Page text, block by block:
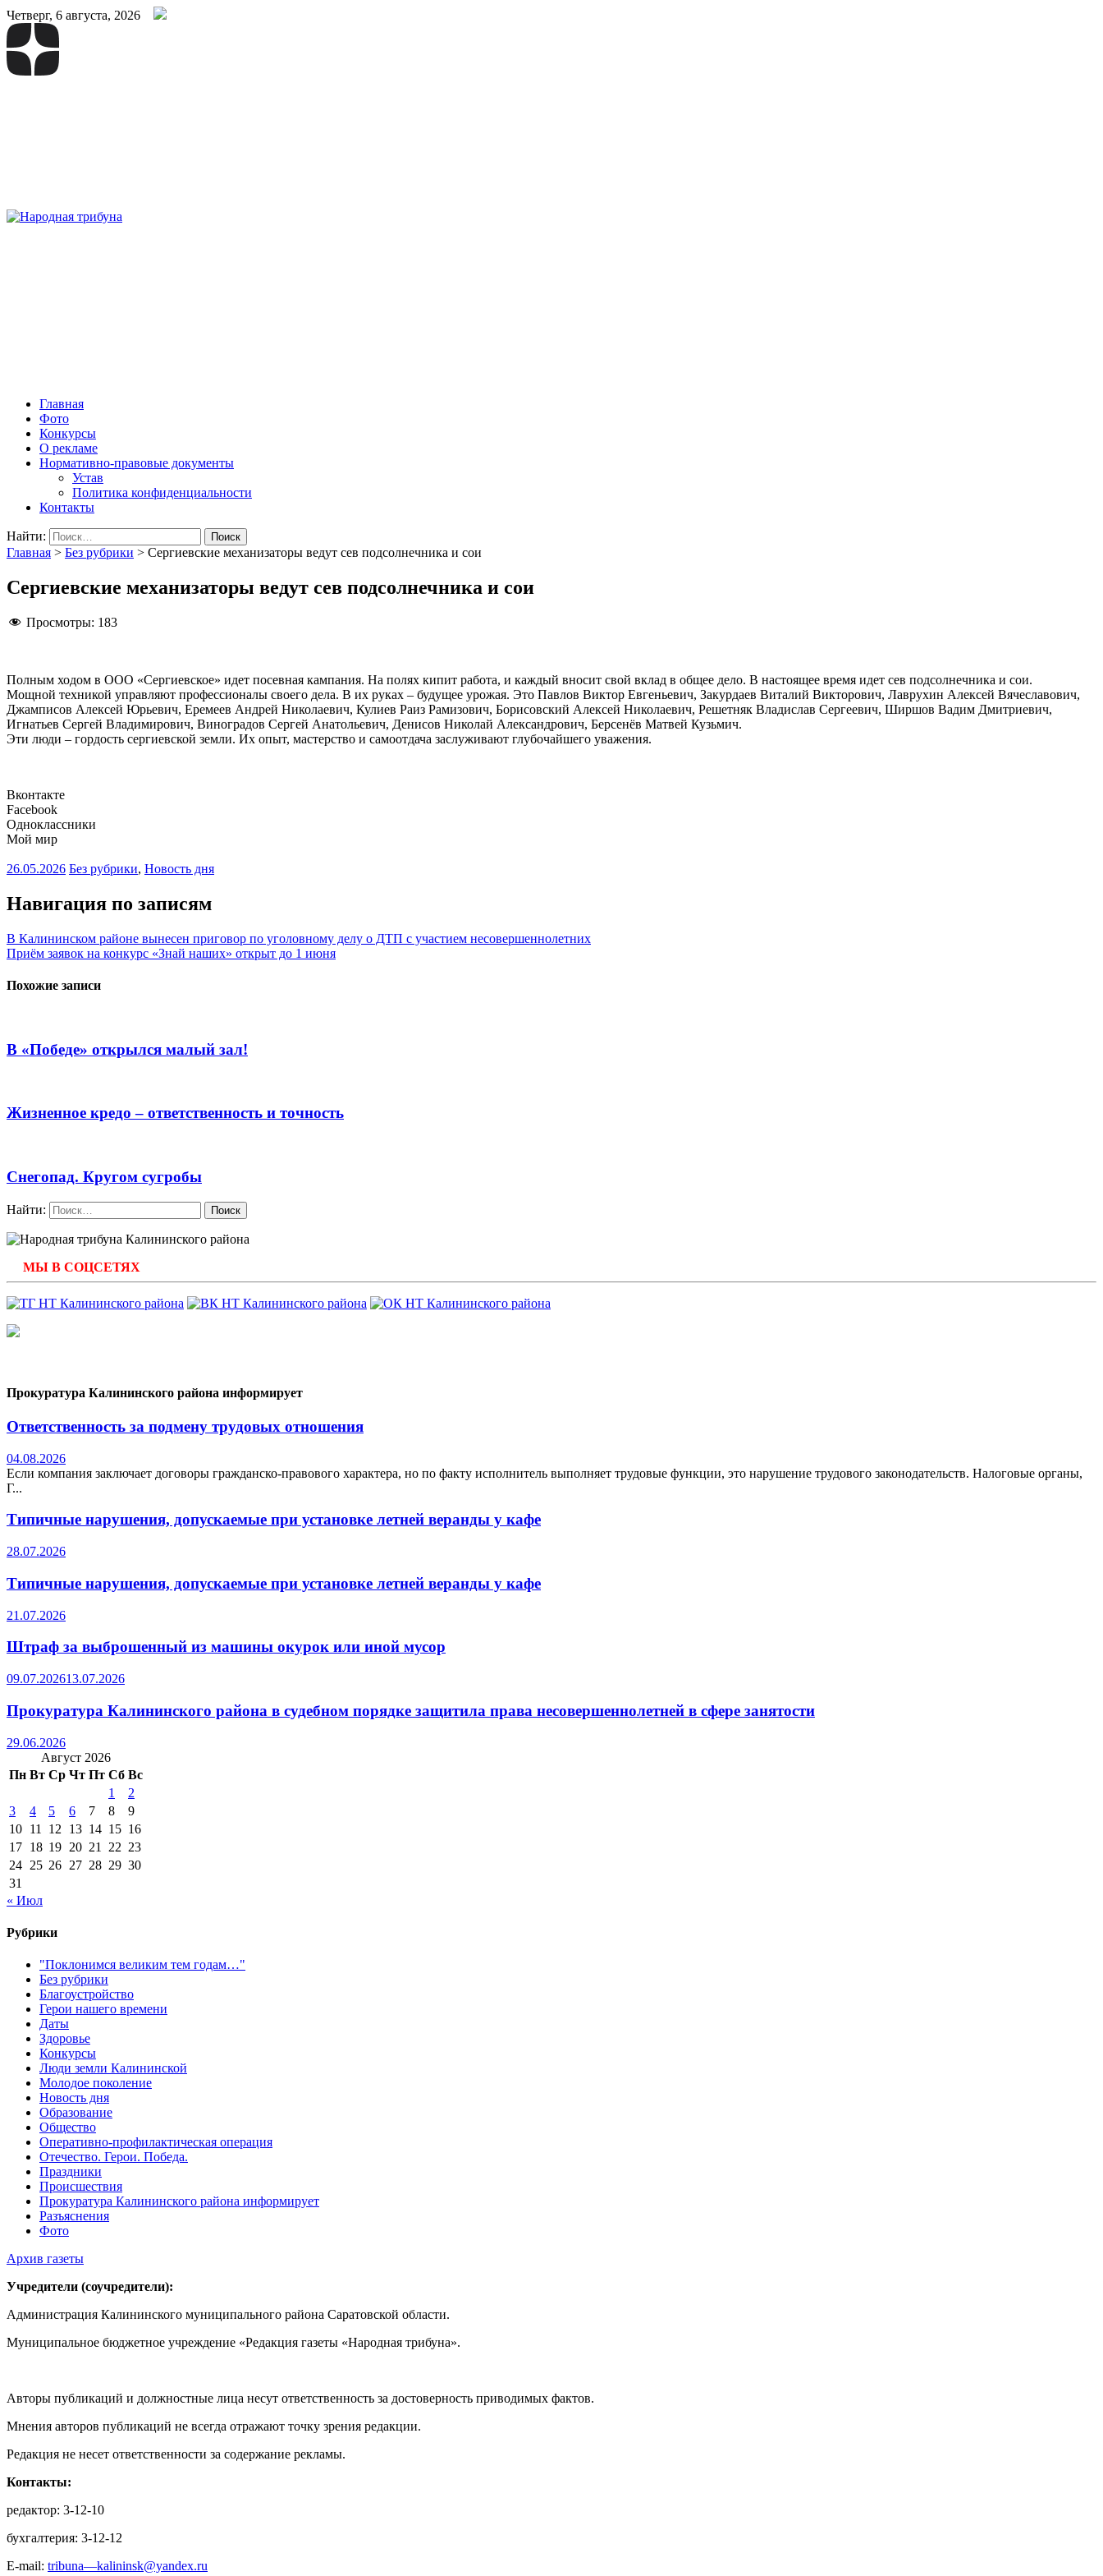
Четверг, 6 августа, 2026
Главная
Фото
Конкурсы
О рекламе
Нормативно-правовые документы
Устав
Политика конфиденциальности
Контакты
Найти:
Главная > Без рубрики > Сергиевские механизаторы ведут сев подсолнечника и сои
Сергиевские механизаторы ведут сев подсолнечника и сои
Просмотры: 183
Полным ходом в ООО «Сергиевское» идет посевная кампания. На полях кипит работа, и каждый вносит свой вклад в общее дело. В настоящее время идет сев подсолнечника и сои.
Мощной техникой управляют профессионалы своего дела. В их руках – будущее урожая. Это Павлов Виктор Евгеньевич, Закурдаев Виталий Викторович, Лаврухин Алексей Вячеславович,
Джамписов Алексей Юрьевич, Еремеев Андрей Николаевич, Кулиев Раиз Рамизович, Борисовский Алексей Николаевич, Решетняк Владислав Сергеевич, Ширшов Вадим Дмитриевич,
Игнатьев Сергей Владимирович, Виноградов Сергей Анатольевич, Денисов Николай Александрович, Берсенёв Матвей Кузьмич.
Эти люди – гордость сергиевской земли. Их опыт, мастерство и самоотдача заслуживают глубочайшего уважения.
Вконтакте
Facebook
Одноклассники
Мой мир
26.05.2026 Без рубрики, Новость дня
Навигация по записям
В Калининском районе вынесен приговор по уголовному делу о ДТП с участием несовершеннолетних
Приём заявок на конкурс «Знай наших» открыт до 1 июня
Похожие записи
В «Победе» открылся малый зал!
Жизненное кредо – ответственность и точность
Снегопад. Кругом сугробы
Найти:
МЫ В СОЦСЕТЯХ
Прокуратура Калининского района информирует
Ответственность за подмену трудовых отношения
04.08.2026
Если компания заключает договоры гражданско-правового характера, но по факту исполнитель выполняет трудовые функции, это нарушение трудового законодательств. Налоговые органы,
Г...
Типичные нарушения, допускаемые при установке летней веранды у кафе
28.07.2026
Типичные нарушения, допускаемые при установке летней веранды у кафе
21.07.2026
Штраф за выброшенный из машины окурок или иной мусор
09.07.202613.07.2026
Прокуратура Калининского района в судебном порядке защитила права несовершеннолетней в сфере занятости
29.06.2026
Август 2026
Пн Вт Ср Чт Пт Сб Вс
1
2
3
4 5 6 7 8
9
10 11 12 13 14 15 16
17 18 19 20 21 22 23
24 25 26 27 28 29 30
31
« Июл
Рубрики
"Поклонимся великим тем годам…"
Без рубрики
Благоустройство
Герои нашего времени
Даты
Здоровье
Конкурсы
Люди земли Калининской
Молодое поколение
Новость дня
Образование
Общество
Оперативно-профилактическая операция
Отечество. Герои. Победа.
Праздники
Происшествия
Прокуратура Калининского района информирует
Разъяснения
Фото
Архив газеты
Учредители (соучредители):
Администрация Калининского муниципального района Саратовской области.
Муниципальное бюджетное учреждение «Редакция газеты «Народная трибуна».
Авторы публикаций и должностные лица несут ответственность за достоверность приводимых фактов.
Мнения авторов публикаций не всегда отражают точку зрения редакции.
Редакция не несет ответственности за содержание рекламы.
Контакты:
редактор: 3-12-10
бухгалтерия: 3-12-12
E-mail: tribuna—kalininsk@yandex.ru